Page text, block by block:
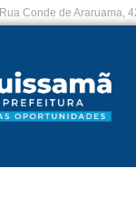
Rua Conde de Araruama,